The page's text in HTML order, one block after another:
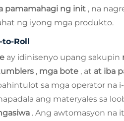
pamamahagi ng init , na
ng iyong mga produkto.
to-Roll
ay idinisenyo upang sakupin
, mga bote , at at iba
sa mga operator na
ang materyales sa
. Ang awtomasyon na